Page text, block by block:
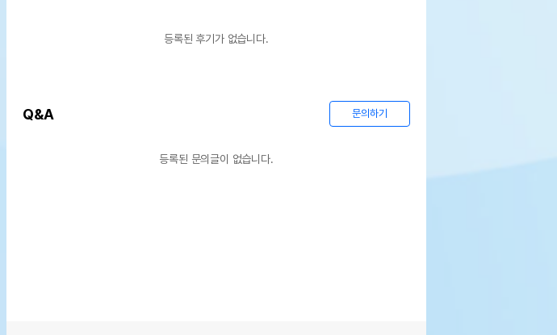
유통기한
단, 상품명에 유통기한 명시된 경우, 해당
등록된 후기가 없습니다.
Q&A 문의하기
등록된 문의글이 없습니다.